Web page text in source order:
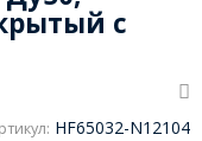
с
HF65032-N12104